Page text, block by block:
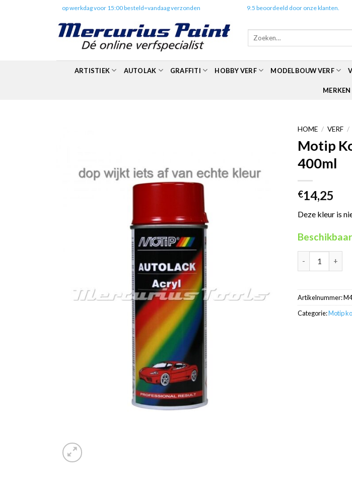
op werkdag voor 15:00 besteld=vandaag verzonden 9.5 beoordeeld door onze klanten.
Zoeken
ARTISTIEK AUTOLAK GRAFFITI HOBBY VERF MODELBOUW VERF
MERKEN
HOME / VERF /
Motip
400ml
€14,25
Deze kleur is
Artikelnummer:
Categorie:Motip